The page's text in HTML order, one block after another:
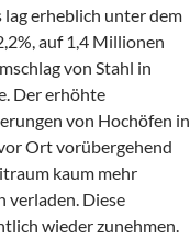
erheblich unter dem
auf 1,4 Millionen
von Stahl in
Der erhöhte
von Hochöfen in
Ort vorübergehend
kaum mehr
verladen. Diese
wieder zunehmen.